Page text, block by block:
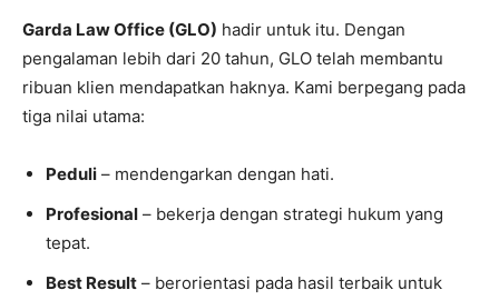
Garda Law Office (GLO) hadir untuk itu. Dengan
pengalaman lebih dari 20 tahun, GLO telah membantu
ribuan klien mendapatkan haknya. Kami berpegang pada
tiga nilai utama:
Peduli – mendengarkan dengan hati.
Profesional – bekerja dengan strategi hukum yang
tepat.
Best Result – berorientasi pada hasil terbaik untuk